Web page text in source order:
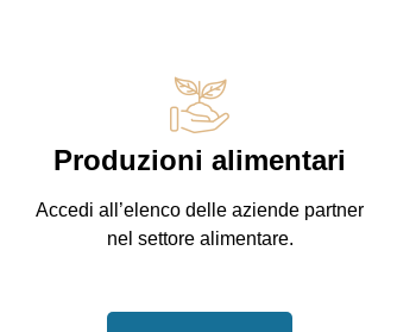
Produzioni alimentari
Accedi all’elenco delle aziende partner
nel settore alimentare.